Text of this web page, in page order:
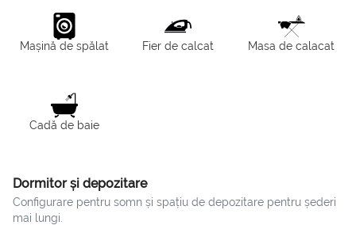
Mașină de spălat Fier de calcat Masa de calacat
Cadă de baie
Dormitor și depozitare
Configurare pentru somn și spațiu de depozitare pentru șederi
mai lungi.